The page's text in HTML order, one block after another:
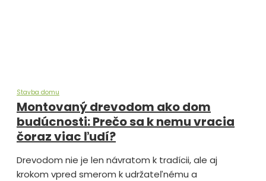
Stavba domu
Montovaný drevodom ako dom
budúcnosti: Prečo sa k nemu vracia
čoraz viac ľudí?
Drevodom nie je len návratom k tradícii, ale aj
krokom vpred smerom k udržateľnému a